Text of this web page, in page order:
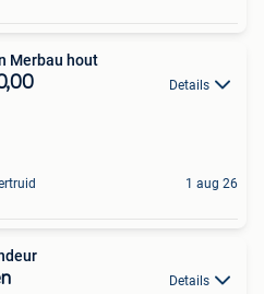
Merbau hout
Details
1 aug 26
Details